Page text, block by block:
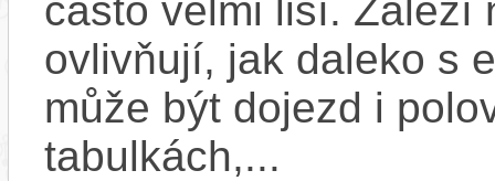
často velmi liší. Záleží
ovlivňují, jak daleko s
může být dojezd i
tabulkách,...